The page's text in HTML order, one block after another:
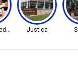
Justiça